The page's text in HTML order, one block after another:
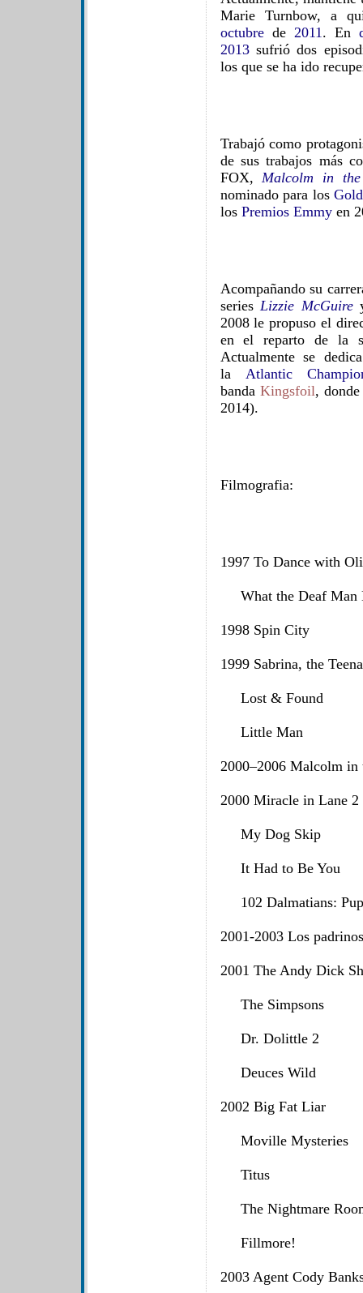
Marie Turnbow, a
octubrede 2011. En
2013sufrió dos
los que se ha ido
Trabajó como
de sus trabajos más
FOX,Malcolm in
nominado para los
los Premios Emmyen
Acompañando su
seriesLizzie McGuire
2008 le propuso el
en el reparto de la
Actualmente se
la Atlantic
banda Kingsfoil,
2014).
Filmografia:
1997 To Dance with
What the Deaf Man
1998 Spin City
1999 Sabrina, the
Lost & Found
Little Man
2000–2006 Malcolm in
2000 Miracle in Lane 2
My Dog Skip
It Had to Be
102 Dalmatians:
2001-2003 Los
2001 The Andy Dick
The Simpsons
Dr. Dolittle 2
Deuces Wild
2002 Big Fat Liar
Moville
Titus
The Nightmare
Fillmore!
2003 Agent Cody